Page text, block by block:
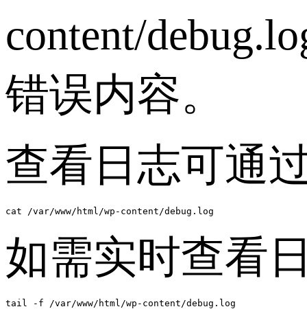
content/
错误内容。
查看日志可通
cat /var/www/html/wp-content/debug.log
如需实时查看
tail -f /var/www/html/wp-content/debug.log